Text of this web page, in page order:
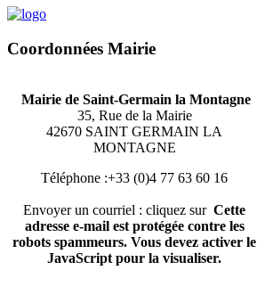
Coordonnées Mairie
Mairie de Saint-Germain la Montagne
35, Rue de la Mairie
42670 SAINT GERMAIN LA
MONTAGNE
Téléphone :+33 (0)4 77 63 60 16
Envoyer un courriel : cliquez sur Cette
adresse e-mail est protégée contre les
robots spammeurs. Vous devez activer le
JavaScript pour la visualiser.